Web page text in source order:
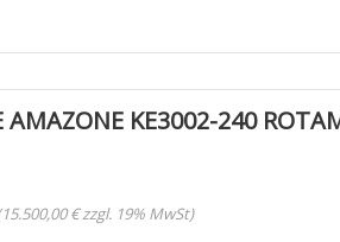
AMAZONE KE3002-240
€ zzgl. 19% MwSt)